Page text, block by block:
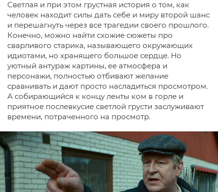
Светлая и при этом грустная история о том, как
человек находит силы дать себе и миру второй шанс
и перешагнуть через все трагедии своего прошлого.
Конечно, можно найти схожие сюжеты про
сварливого старика, называющего окружающих
идиотами, но хранящего большое сердце. Но
уютный антураж картины, ее атмосфера и
персонажи, полностью отбивают желание
сравнивать и дают просто насладиться просмотром.
А собирающийся к концу ленты ком в горле и
приятное послевкусие светлой грусти заслуживают
времени, потраченного на просмотр.